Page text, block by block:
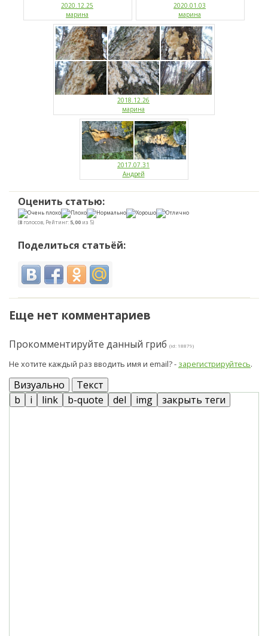
2020.12.25
марина
2020.01.03
марина
2018.12.26
марина
2017.07.31
Андрей
Оценить статью:
(8 голосов, Рейтинг: 5,00 из 5)
Поделиться статьёй:
Еще нет комментариев
Прокомментируйте данный гриб (id: 18879)
Не хотите каждый раз вводить имя и email? - зарегистрируйтесь.
Визуально Текст